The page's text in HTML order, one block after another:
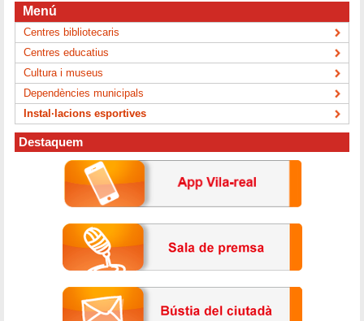
Menú
Centres bibliotecaris
Centres educatius
Cultura i museus
Dependències municipals
Instal·lacions esportives
Destaquem